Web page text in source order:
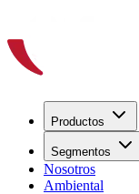
Productos
Segmentos
Nosotros
Ambiental